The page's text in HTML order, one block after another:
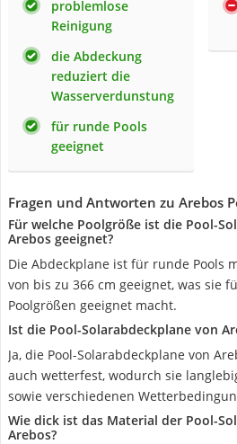
problemlose
Reinigung
die Abdeckung
reduziert die
Wasserverdunstung
für runde Pools
geeignet
Fragen und Antworten zu Arebos
Für welche Poolgröße ist die Pool-
Arebos geeignet?
Die Abdeckplane ist für runde Pools
von bis zu 366 cm geeignet, was sie
Poolgrößen geeignet macht.
Ist die Pool-Solarabdeckplane von
Ja, die Pool-Solarabdeckplane von
auch wetterfest, wodurch sie
sowie verschiedenen
Wie dick ist das Material der Pool-
Arebos?